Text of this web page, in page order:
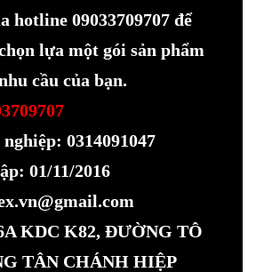
hotline 09033709707 để
lựa một gói sản phẩm
cầu của bạn.
0314091047
01/11/2016
KDC K82, ĐƯỜNG TÔ
TÂN CHÁNH HIỆP